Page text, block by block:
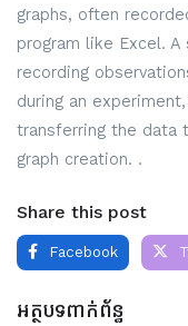
graphs, often
program like Excel.
recording
during an
transferring the data
graph creation. .
Share this post
Facebook
អត្ថបទពាក់ព័ន្ធ